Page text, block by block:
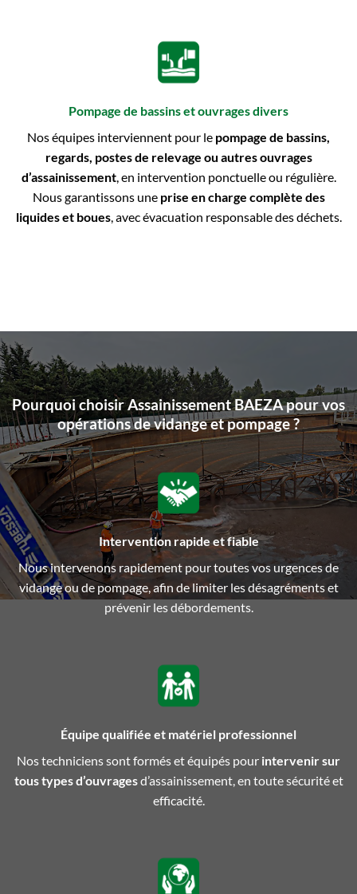
Pompage de bassins et ouvrages divers
Nos équipes interviennent pour le pompage de bassins,
regards, postes de relevage ou autres ouvrages
d’assainissement, en intervention ponctuelle ou régulière.
Nous garantissons une prise en charge complète des
liquides et boues, avec évacuation responsable des déchets.
Pourquoi choisir Assainissement BAEZA pour vos
opérations de vidange et pompage ?
Intervention rapide et fiable
Nous intervenons rapidement pour toutes vos urgences de
vidange ou de pompage, afin de limiter les désagréments et
prévenir les débordements.
Équipe qualifiée et matériel professionnel
Nos techniciens sont formés et équipés pour intervenir sur
tous types d’ouvragesd’assainissement, en toute sécurité et
efficacité.